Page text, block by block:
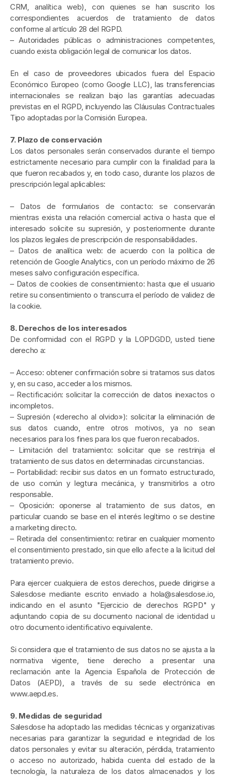
CRM, analítica web), con quienes se han suscrito los
correspondientes acuerdos de tratamiento de datos
conforme al artículo 28 del RGPD.
– Autoridades públicas o administraciones competentes,
cuando exista obligación legal de comunicar los datos.
En el caso de proveedores ubicados fuera del Espacio
Económico Europeo (como Google LLC), las transferencias
internacionales se realizan bajo las garantías adecuadas
previstas en el RGPD, incluyendo las Cláusulas Contractuales
Tipo adoptadas por la Comisión Europea.
7. Plazo de conservación
Los datos personales serán conservados durante el tiempo
estrictamente necesario para cumplir con la finalidad para la
que fueron recabados y, en todo caso, durante los plazos de
prescripción legal aplicables:
– Datos de formularios de contacto: se conservarán
mientras exista una relación comercial activa o hasta que el
interesado solicite su supresión, y posteriormente durante
los plazos legales de prescripción de responsabilidades.
– Datos de analítica web: de acuerdo con la política de
retención de Google Analytics, con un período máximo de 26
meses salvo configuración específica.
– Datos de cookies de consentimiento: hasta que el usuario
retire su consentimiento o transcurra el período de validez de
la cookie.
8. Derechos de los interesados
De conformidad con el RGPD y la LOPDGDD, usted tiene
derecho a:
– Acceso: obtener confirmación sobre si tratamos sus datos
y, en su caso, acceder a los mismos.
– Rectificación: solicitar la corrección de datos inexactos o
incompletos.
– Supresión («derecho al olvido»): solicitar la eliminación de
sus datos cuando, entre otros motivos, ya no sean
necesarios para los fines para los que fueron recabados.
– Limitación del tratamiento: solicitar que se restrinja el
tratamiento de sus datos en determinadas circunstancias.
– Portabilidad: recibir sus datos en un formato estructurado,
de uso común y legtura mecánica, y transmitirlos a otro
responsable.
– Oposición: oponerse al tratamiento de sus datos, en
particular cuando se base en el interés legítimo o se destine
a marketing directo.
– Retirada del consentimiento: retirar en cualquier momento
el consentimiento prestado, sin que ello afecte a la licitud del
tratamiento previo.
Para ejercer cualquiera de estos derechos, puede dirigirse a
Salesdose mediante escrito enviado a hola@salesdose.io,
indicando en el asunto "Ejercicio de derechos RGPD" y
adjuntando copia de su documento nacional de identidad u
otro documento identificativo equivalente.
Si considera que el tratamiento de sus datos no se ajusta a la
normativa vigente, tiene derecho a presentar una
reclamación ante la Agencia Española de Protección de
Datos (AEPD), a través de su sede electrónica en
www.aepd.es.
9. Medidas de seguridad
Salesdose ha adoptado las medidas técnicas y organizativas
necesarias para garantizar la seguridad e integridad de los
datos personales y evitar su alteración, pérdida, tratamiento
o acceso no autorizado, habida cuenta del estado de la
tecnología, la naturaleza de los datos almacenados y los